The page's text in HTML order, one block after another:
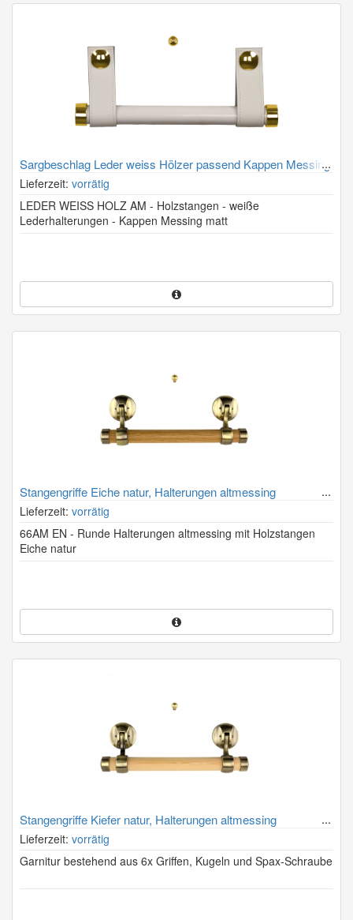
Sargbeschlag Leder weiss Hölzer passend Kappen Messing
matt
Lieferzeit: vorrätig
LEDER WEISS HOLZ AM - Holzstangen - weiße
Lederhalterungen - Kappen Messing matt
Stangengriffe Eiche natur, Halterungen altmessing
Lieferzeit: vorrätig
66AM EN - Runde Halterungen altmessing mit Holzstangen
Eiche natur
Stangengriffe Kiefer natur, Halterungen altmessing
Lieferzeit: vorrätig
Garnitur bestehend aus 6x Griffen, Kugeln und Spax-Schraube